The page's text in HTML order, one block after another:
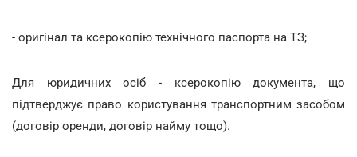
- оригінал та ксерокопію технічного паспорта на ТЗ;
Для юридичних осіб - ксерокопію документа, що
підтверджує право користування транспортним засобом
(договір оренди, договір найму тощо).